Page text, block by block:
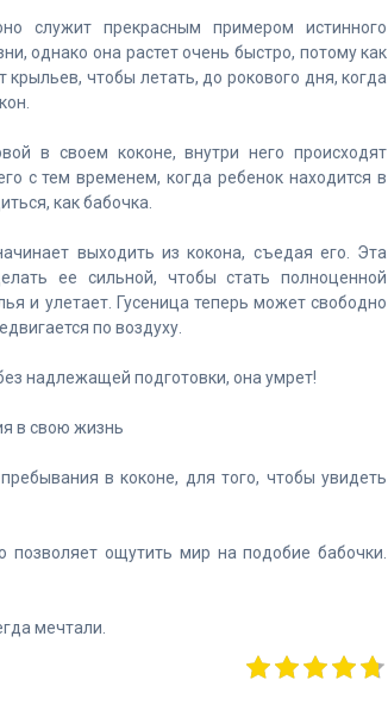
служит прекрасным примером истинного
однако она растет очень быстро, потому как
крыльев, чтобы летать, до рокового дня, когда
в своем коконе, внутри него происходят
с тем временем, когда ребенок находится в
как бабочка.
выходить из кокона, съедая его. Эта
ее сильной, чтобы стать полноценной
и улетает. Гусеница теперь может свободно
по воздуху.
надлежащей подготовки, она умрет!
в свою жизнь
в коконе, для того, чтобы увидеть
позволяет ощутить мир на подобие бабочки.
мечтали.